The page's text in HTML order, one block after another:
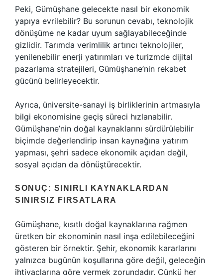
Peki, Gümüşhane gelecekte nasıl bir ekonomik
yapıya evrilebilir? Bu sorunun cevabı, teknolojik
dönüşüme ne kadar uyum sağlayabileceğinde
gizlidir. Tarımda verimlilik artırıcı teknolojiler,
yenilenebilir enerji yatırımları ve turizmde dijital
pazarlama stratejileri, Gümüşhane’nin rekabet
gücünü belirleyecektir.
Ayrıca, üniversite-sanayi iş birliklerinin artmasıyla
bilgi ekonomisine geçiş süreci hızlanabilir.
Gümüşhane’nin doğal kaynaklarını sürdürülebilir
biçimde değerlendirip insan kaynağına yatırım
yapması, şehri sadece ekonomik açıdan değil,
sosyal açıdan da dönüştürecektir.
SONUÇ: SINIRLI KAYNAKLARDAN
SINIRSIZ FIRSATLARA
Gümüşhane, kısıtlı doğal kaynaklarına rağmen
üretken bir ekonominin nasıl inşa edilebileceğini
gösteren bir örnektir. Şehir, ekonomik kararlarını
yalnızca bugünün koşullarına göre değil, geleceğin
ihtiyaçlarına göre vermek zorundadır. Çünkü her